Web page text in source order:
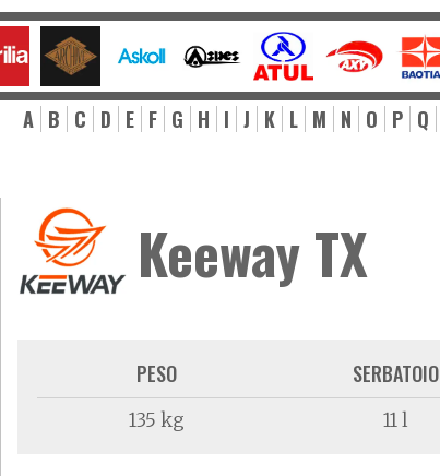
A B C D E F G H I J K L M N O P Q
Keeway TX
PESO
135 kg
SERBATOIO
11 l